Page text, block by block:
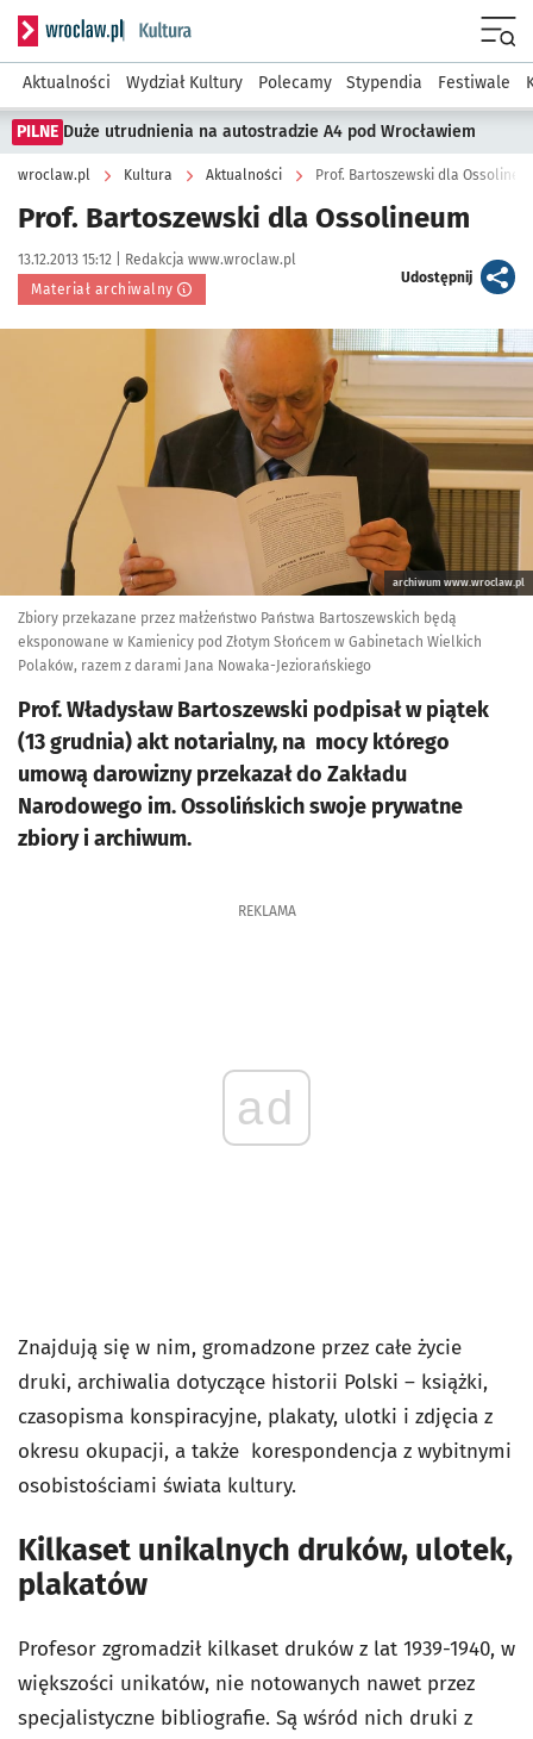
Serwis informacyjny wroclaw.pl podserwis: Kultura
Aktualności Wydział Kultury Polecamy Stypendia Festiwale
PILNE Duże utrudnienia na autostradzie A4 pod Wrocławiem
wroclaw.pl Kultura Aktualności Prof. Bartoszewski dla
Prof. Bartoszewski dla Ossolineum
Data publikacji:
13.12.2013 15:12 | Autor:
Redakcja www.wroclaw.pl
Materiał archiwalny
Udostępnijartykuł
archiwum www.wroclaw.pl
Zbiory przekazane przez małżeństwo Państwa Bartoszewskich będą
eksponowane w Kamienicy pod Złotym Słońcem w Gabinetach Wielkich
Polaków, razem z darami Jana Nowaka-Jeziorańskiego
Prof. Władysław Bartoszewski podpisał w piątek
(13 grudnia) akt notarialny, na mocy którego
umową darowizny przekazał do Zakładu
Narodowego im. Ossolińskich swoje prywatne
zbiory i archiwum.
REKLAMA
ad
Znajdują się w nim, gromadzone przez całe życie
druki, archiwalia dotyczące historii Polski – książki,
czasopisma konspiracyjne, plakaty, ulotki i zdjęcia z
okresu okupacji, a także korespondencja z wybitnymi
osobistościami świata kultury.
Kilkaset unikalnych druków, ulotek,
plakatów
Profesor zgromadził kilkaset druków z lat 1939-1940, w
większości unikatów, nie notowanych nawet przez
specjalistyczne bibliografie. Są wśród nich druki z